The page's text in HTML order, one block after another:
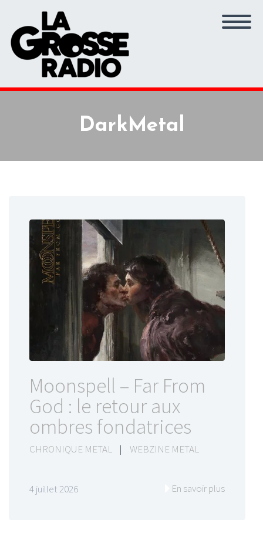
DarkMetal
Moonspell – Far From
God : le retour aux
ombres fondatrices
CHRONIQUE METAL | WEBZINE METAL
4 juillet 2026 En savoir plus